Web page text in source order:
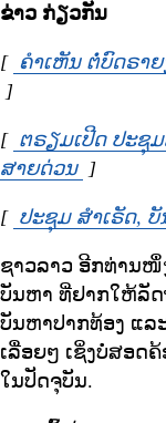
ຂ່າວ ກ່ຽວກັນ
[ ຄຳເຫັນ ຕໍ່ບົດຣາ
Opens in new window
]
[ ຕຣຽມເປີດ ປະຊຸ
ສາຍດ່ວນ Opens in
]
[ ປະຊຸມ ສຳເຣັດ,
ຊາວລາວ ອີກທ່ານໜຶ່
ບັນຫາ ທີ່ຢາກໃຫ້ລັດ
ບັນຫາປາກທ້ອງ ແລ
ເລື່ອຍໆ ເຊິ່ງບໍ່ສອດ
ໃນປັດຈຸບັນ.